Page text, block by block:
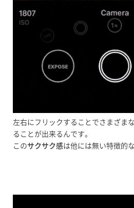
左右にフリックすることでさまざま
ることが出来るんです。
このサクサク感は他には無い特徴的